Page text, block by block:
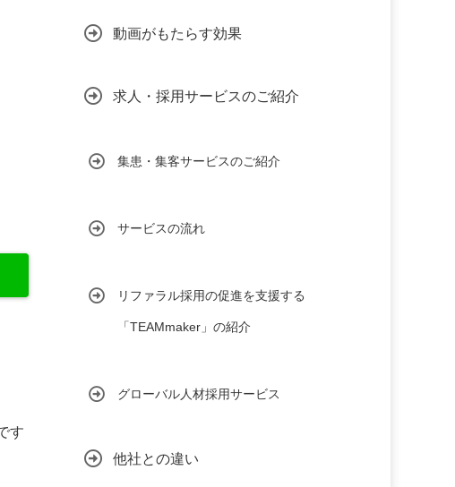
す
動画がもたらす効果
求人・採用サービスのご紹介
集患・集客サービスのご紹介
サービスの流れ
リファラル採用の促進を支援する
「TEAMmaker」の紹介
グローバル人材採用サービス
他社との違い